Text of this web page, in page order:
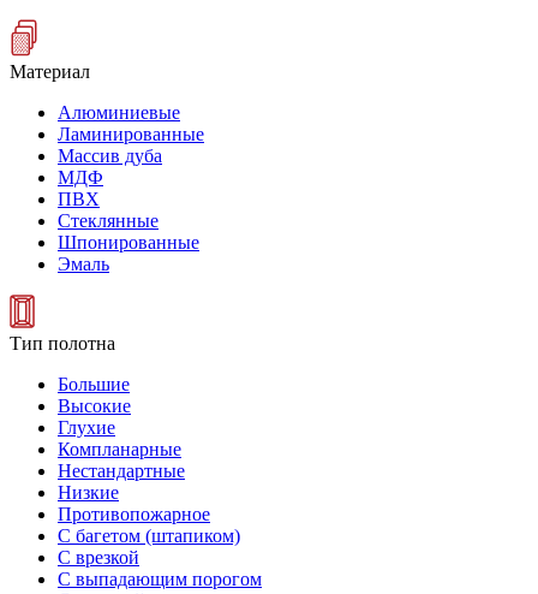
Материал
Алюминиевые
Ламинированные
Массив дуба
МДФ
ПВХ
Стеклянные
Шпонированные
Эмаль
Тип полотна
Большие
Высокие
Глухие
Компланарные
Нестандартные
Низкие
Противопожарное
С багетом (штапиком)
С врезкой
С выпадающим порогом